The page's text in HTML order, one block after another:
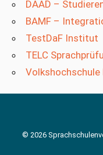
DAAD –
BAMF –
TestDaF Institut
TELC
Volkshochschule
© 2026